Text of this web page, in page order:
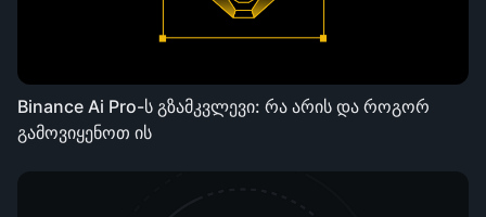
Binance Ai Pro-ს გზამკვლევი: რა არის და როგორ
გამოვიყენოთ ის